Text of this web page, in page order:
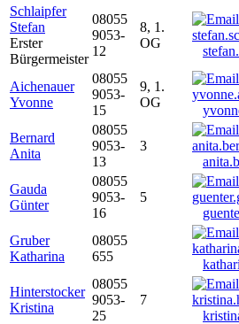
Schlaipfer
Stefan
Erster
Bürgermeister
08055
9053-
12
8, 1.
OG
Aichenauer
Yvonne
08055
9053-
15
9, 1.
OG
Bernard
Anita
08055
9053-
13
3
Gauda
Günter
08055
9053-
16
5
Gruber
Katharina
08055
655
Hinterstocker
Kristina
08055
9053-
25
7